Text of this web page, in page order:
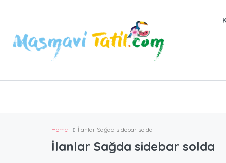
Home İlanlar Sağda sidebar solda
İlanlar Sağda sidebar solda